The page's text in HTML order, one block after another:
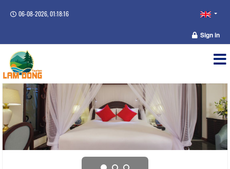
06-08-2026, 01:18:16
Sign in